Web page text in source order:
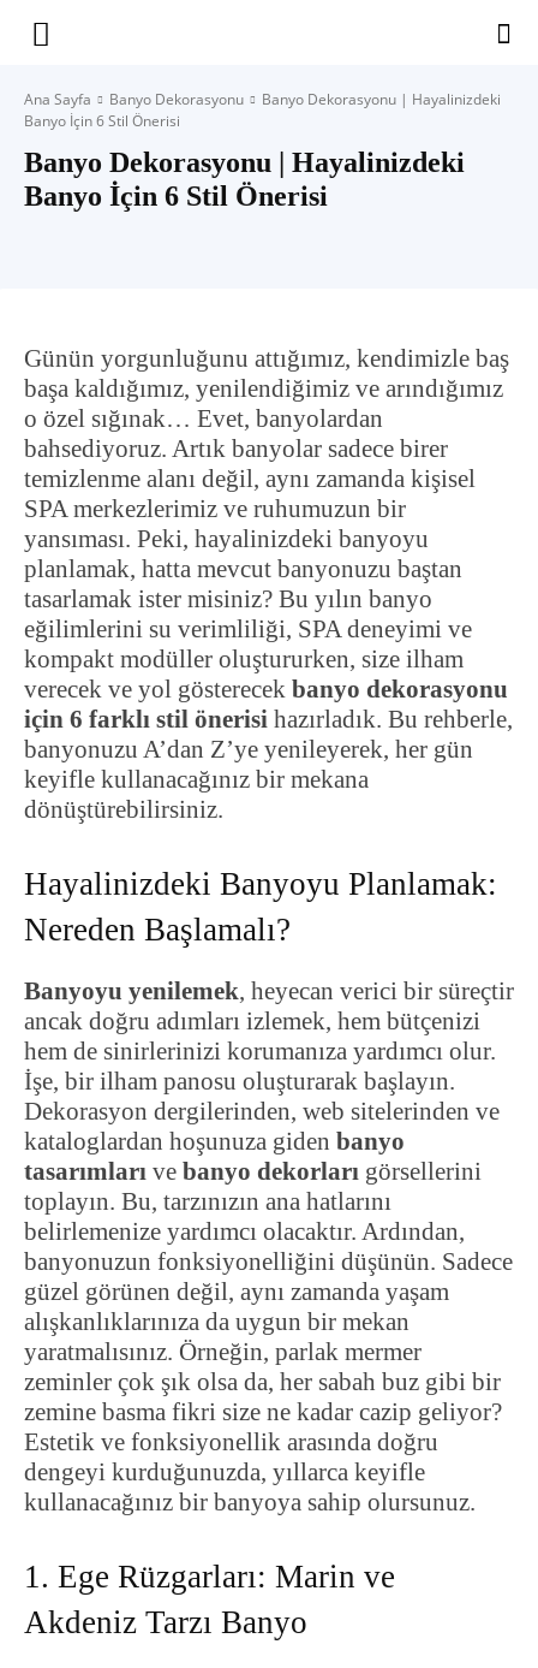
Yaşam
Ana Sayfa Banyo Dekorasyonu
Banyo Dekorasyonu | Hayalinizdeki
Banyo İçin 6 Stil Önerisi
Banyo Dekorasyonu | Hayalinizdeki
Banyo İçin 6 Stil Önerisi
Günün yorgunluğunu attığımız, kendimizle baş
başa kaldığımız, yenilendiğimiz ve arındığımız
o özel sığınak… Evet, banyolardan
bahsediyoruz. Artık banyolar sadece birer
temizlenme alanı değil, aynı zamanda kişisel
SPA merkezlerimiz ve ruhumuzun bir
yansıması. Peki, hayalinizdeki banyoyu
planlamak, hatta mevcut banyonuzu baştan
tasarlamak ister misiniz? Bu yılın banyo
eğilimlerini su verimliliği, SPA deneyimi ve
kompakt modüller oluştururken, size ilham
verecek ve yol gösterecek banyo dekorasyonu
için 6 farklı stil önerisi hazırladık. Bu rehberle,
banyonuzu A’dan Z’ye yenileyerek, her gün
keyifle kullanacağınız bir mekana
dönüştürebilirsiniz.
Hayalinizdeki Banyoyu Planlamak:
Nereden Başlamalı?
Banyoyu yenilemek, heyecan verici bir süreçtir
ancak doğru adımları izlemek, hem bütçenizi
hem de sinirlerinizi korumanıza yardımcı olur.
İşe, bir ilham panosu oluşturarak başlayın.
Dekorasyon dergilerinden, web sitelerinden ve
kataloglardan hoşunuza giden banyo
tasarımları ve banyo dekorları görsellerini
toplayın. Bu, tarzınızın ana hatlarını
belirlemenize yardımcı olacaktır. Ardından,
banyonuzun fonksiyonelliğini düşünün. Sadece
güzel görünen değil, aynı zamanda yaşam
alışkanlıklarınıza da uygun bir mekan
yaratmalısınız. Örneğin, parlak mermer
zeminler çok şık olsa da, her sabah buz gibi bir
zemine basma fikri size ne kadar cazip geliyor?
Estetik ve fonksiyonellik arasında doğru
dengeyi kurduğunuzda, yıllarca keyifle
kullanacağınız bir banyoya sahip olursunuz.
1. Ege Rüzgarları: Marin ve
Akdeniz Tarzı Banyo